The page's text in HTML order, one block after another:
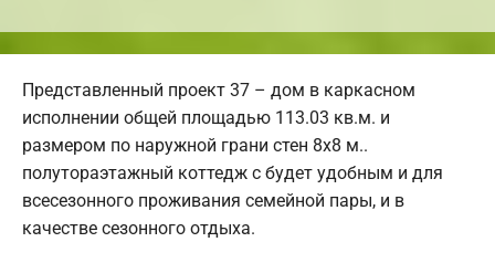
Представленный проект 37 – дом в каркасном
исполнении общей площадью 113.03 кв.м. и
размером по наружной грани стен 8х8 м..
полутораэтажный коттедж с будет удобным и для
всесезонного проживания семейной пары, и в
качестве сезонного отдыха.